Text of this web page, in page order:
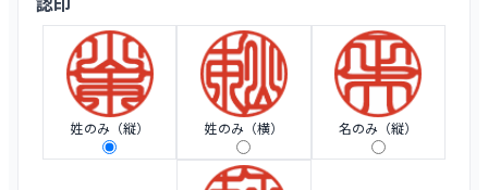
姓のみ（縦） 姓のみ（横） 名のみ（縦）